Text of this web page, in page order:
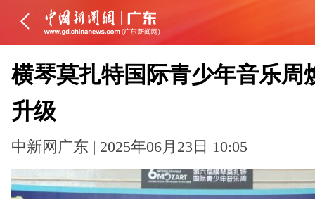
横琴莫扎特国际青少年音乐周
升级
中新网广东 | 2025年06月23日 10:05